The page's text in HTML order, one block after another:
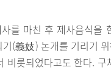
를 마친 후 제사음식을
(義妓) 논개를 기리기
롯되었다고도 한다.